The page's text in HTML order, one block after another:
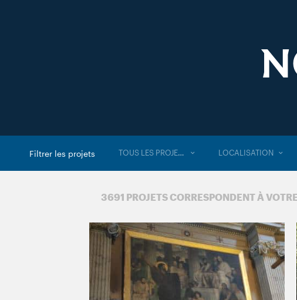
Filtrer les projets TOUS LES PROJETS LOCALISATION
3 691 PROJETS CORRESPONDENT À